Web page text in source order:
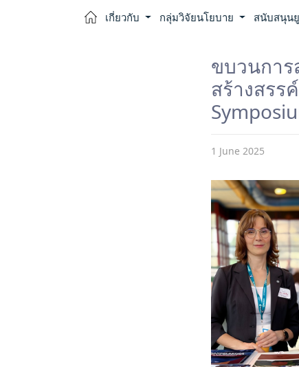
เกี่ยวกับ กลุ่มวิจัยนโยบาย สนับสนุน
ขบวนการ
สร้างส
1 June 2025